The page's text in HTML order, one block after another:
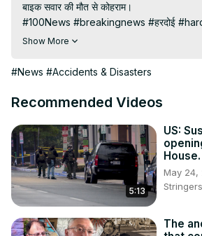
बाइक सवार की मौत से कोहराम।
#100News #breakingnews #हरदोई
Subscribe My channel:
3dyBWQ2A1jSDFQ?sub_confirmation=1
Download 100 News Aap:
id=in.android.a100newslive
Follow us on Facebook:
https://www.facebook.com/
Follow us on Twitter:
https://twitter.com/
t=oD_i01ipLnAmAhwNy01u0Q&s=09
Show More
#News #Accidents & Disasters
Recommended Videos
5:13
US:
House.
May 24,
The